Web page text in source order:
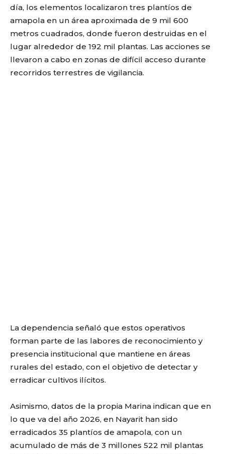
día, los elementos localizaron tres plantíos de
amapola en un área aproximada de 9 mil 600
metros cuadrados, donde fueron destruidas en el
lugar alrededor de 192 mil plantas. Las acciones se
llevaron a cabo en zonas de difícil acceso durante
recorridos terrestres de vigilancia.
La dependencia señaló que estos operativos
forman parte de las labores de reconocimiento y
presencia institucional que mantiene en áreas
rurales del estado, con el objetivo de detectar y
erradicar cultivos ilícitos.
Asimismo, datos de la propia Marina indican que en
lo que va del año 2026, en Nayarit han sido
erradicados 35 plantíos de amapola, con un
acumulado de más de 3 millones 522 mil plantas